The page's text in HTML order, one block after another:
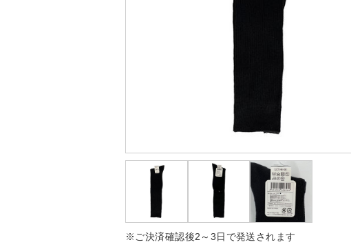
※ご決済確認後2～3日で発送されます